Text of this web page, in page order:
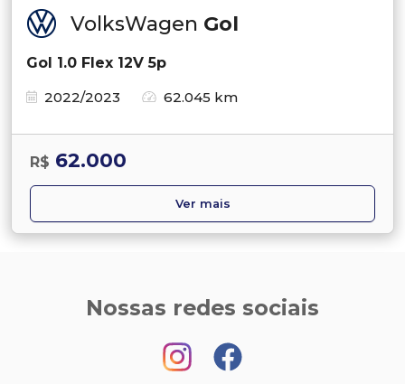
VolksWagen Gol
Gol 1.0 Flex 12V 5p
2022/2023
62.045 km
R$ 62.000
Ver mais
Nossas redes sociais